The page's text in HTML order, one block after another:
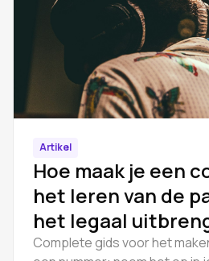
Artikel
Hoe maak je een
het leren van de
het legaal
Complete gids voor het